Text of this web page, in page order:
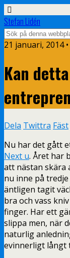
Stefan Lidén
21 januari, 2014
Kan
Dela Twittra Fäst
Nu har det gått
Next u. Året har
att nästan skära
nu inne på
äntligen tagit
bra och vass
finger. Har ett
slippa men, när
naturlig
evinnerligt långt